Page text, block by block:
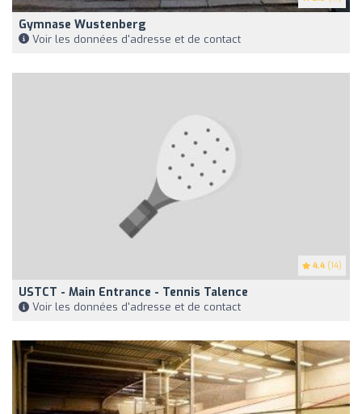
Gymnase Wustenberg
Voir les données d'adresse et de contact
4.4 (14)
USTCT - Main Entrance - Tennis Talence
Voir les données d'adresse et de contact